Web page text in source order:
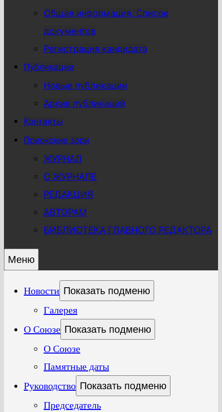
Общая информация, Список
документов
Регистрация кандидата
Публикации
Новые публикации
Архив публикаций
Контакты
Приокские зори
ЖУРНАЛ
О ЖУРНАЛЕ
РЕДАКЦИЯ
АВТОРАМ
БИБЛИОТЕКА ГЛАВНОГО РЕДАКТОРА
Меню
Новости Показать подменю
Галерея
О Союзе Показать подменю
О Союзе
Памятные даты
Руководство Показать подменю
Председатель